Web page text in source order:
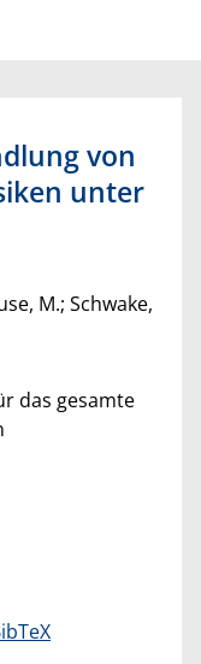
von
unter
M.; Schwake,
das gesamte